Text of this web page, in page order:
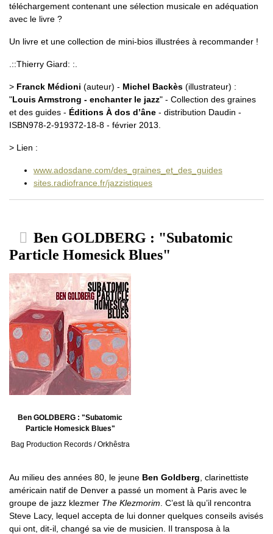
téléchargement contenant une sélection musicale en adéquation
avec le livre ?
Un livre et une collection de mini-bios illustrées à recommander !
.::Thierry Giard: :.
> Franck Médioni (auteur) - Michel Backès (illustrateur) :
"Louis Armstrong - enchanter le jazz" - Collection des graines
et des guides - Éditions À dos d’âne - distribution Daudin -
ISBN978-2-919372-18-8 - février 2013.
> Lien :
www.adosdane.com/des_graines_et_des_guides
sites.radiofrance.fr/jazzistiques
Ben GOLDBERG : "Subatomic
Particle Homesick Blues"
Ben GOLDBERG : "Subatomic
Particle Homesick Blues"
Bag Production Records / Orkhêstra
Au milieu des années 80, le jeune Ben Goldberg , clarinettiste
américain natif de Denver a passé un moment à Paris avec le
groupe de jazz klezmer The Klezmorim . C’est là qu’il rencontra
Steve Lacy, lequel accepta de lui donner quelques conseils avisés
qui ont, dit-il, changé sa vie de musicien. Il transposa à la